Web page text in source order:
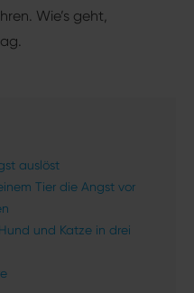
Wie’s geht,
auslöst
Tier die Angst vor
und Katze in drei